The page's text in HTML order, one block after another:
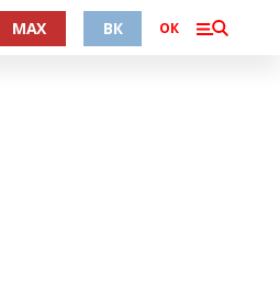
MAX ВК ОК